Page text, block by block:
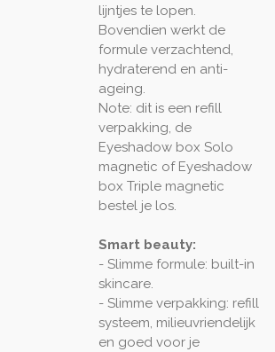
lijntjes te lopen.
Bovendien werkt de
formule verzachtend,
hydraterend en anti-
ageing.
Note: dit is een refill
verpakking, de
Eyeshadow box Solo
magnetic of Eyeshadow
box Triple magnetic
bestel je los.
Smart beauty:
- Slimme formule: built-in
skincare.
- Slimme verpakking: refill
systeem, milieuvriendelijk
en goed voor je